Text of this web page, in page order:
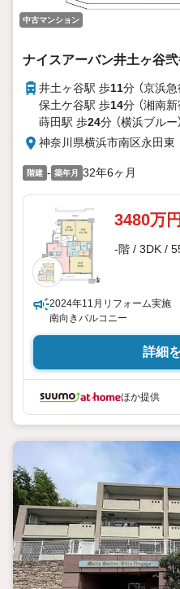
中古マンション
ナイスアーバン井土ヶ谷
井土ヶ谷駅 歩11分 （京浜急
保土ケ谷駅 歩14分 （湘南
蒔田駅 歩24分 （横浜ブルー）
神奈川県横浜市南区永田東
階建 - 築年月 32年6ヶ月
3480万円
-階 / 3DK /
2024年11月リフォーム実施
南向きバルコニー
詳細
ほか提供